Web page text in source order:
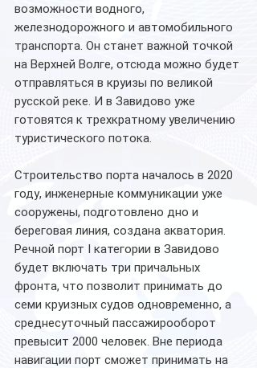
возможности водного,
железнодорожного и автомобильного
транспорта. Он станет важной точкой
на Верхней Волге, отсюда можно будет
отправляться в круизы по великой
русской реке. И в Завидово уже
готовятся к трехкратному увеличению
туристического потока.
Строительство порта началось в 2020
году, инженерные коммуникации уже
сооружены, подготовлено дно и
береговая линия, создана акватория.
Речной порт I категории в Завидово
будет включать три причальных
фронта, что позволит принимать до
семи круизных судов одновременно, а
среднесуточный пассажирооборот
превысит 2000 человек. Вне периода
навигации порт сможет принимать на